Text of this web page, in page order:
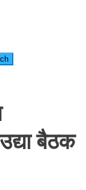
बैठक